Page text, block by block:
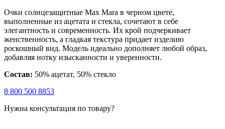
Очки солнцезащитные Max Mara в черном цвете,
выполненные из ацетата и стекла, сочетают в себе
элегантность и современность. Их крой подчеркивает
женственность, а гладкая текстура придает изделию
роскошный вид. Модель идеально дополняет любой образ,
добавляя нотку изысканности и уверенности.
Состав: 50% ацетат, 50% стекло
8 800 500 8853
Нужна консультация по товару?